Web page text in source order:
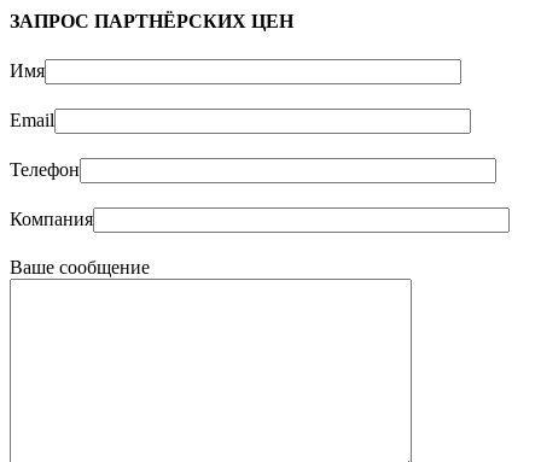
ЗАПРОС ПАРТНЁРСКИХ ЦЕН
Имя
Email
Телефон
Компания
Ваше сообщение